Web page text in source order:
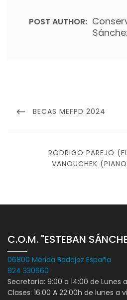
POST AUTHOR:
de
PREVIOUS
BECAS MEFPD 2024
NEXT
POST
RODRIGO PAREJO
VANOUCHEK
C.O.M. "ESTEBAN
06800 Mérida Badajoz España
924 330660
Secretaría: 9:00 a 14:00 de Lunes
Clases: 16:00 A 22:00h de lunes a